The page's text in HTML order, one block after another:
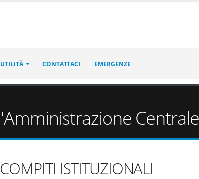
UTILITÀ CONTATTACI EMERGENZE
Centrale
ISTITUZIONALI